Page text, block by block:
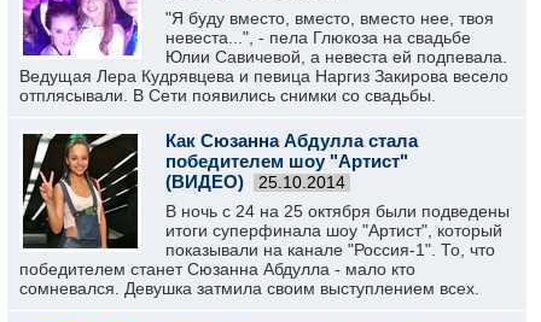
"Я буду вместо, вместо, вместо нее, твоя
невеста...", - пела Глюкоза на свадьбе
Юлии Савичевой, а невеста ей подпевала.
Ведущая Лера Кудрявцева и певица Наргиз Закирова весело
отплясывали. В Сети появились снимки со свадьбы.
Как Сюзанна Абдулла стала
победителем шоу "Артист"
(ВИДЕО)
25.10.2014
В ночь с 24 на 25 октября были подведены
итоги суперфинала шоу "Артист", который
показывали на канале "Россия-1". То, что
победителем станет Сюзанна Абдулла - мало кто
сомневался. Девушка затмила своим выступлением всех.